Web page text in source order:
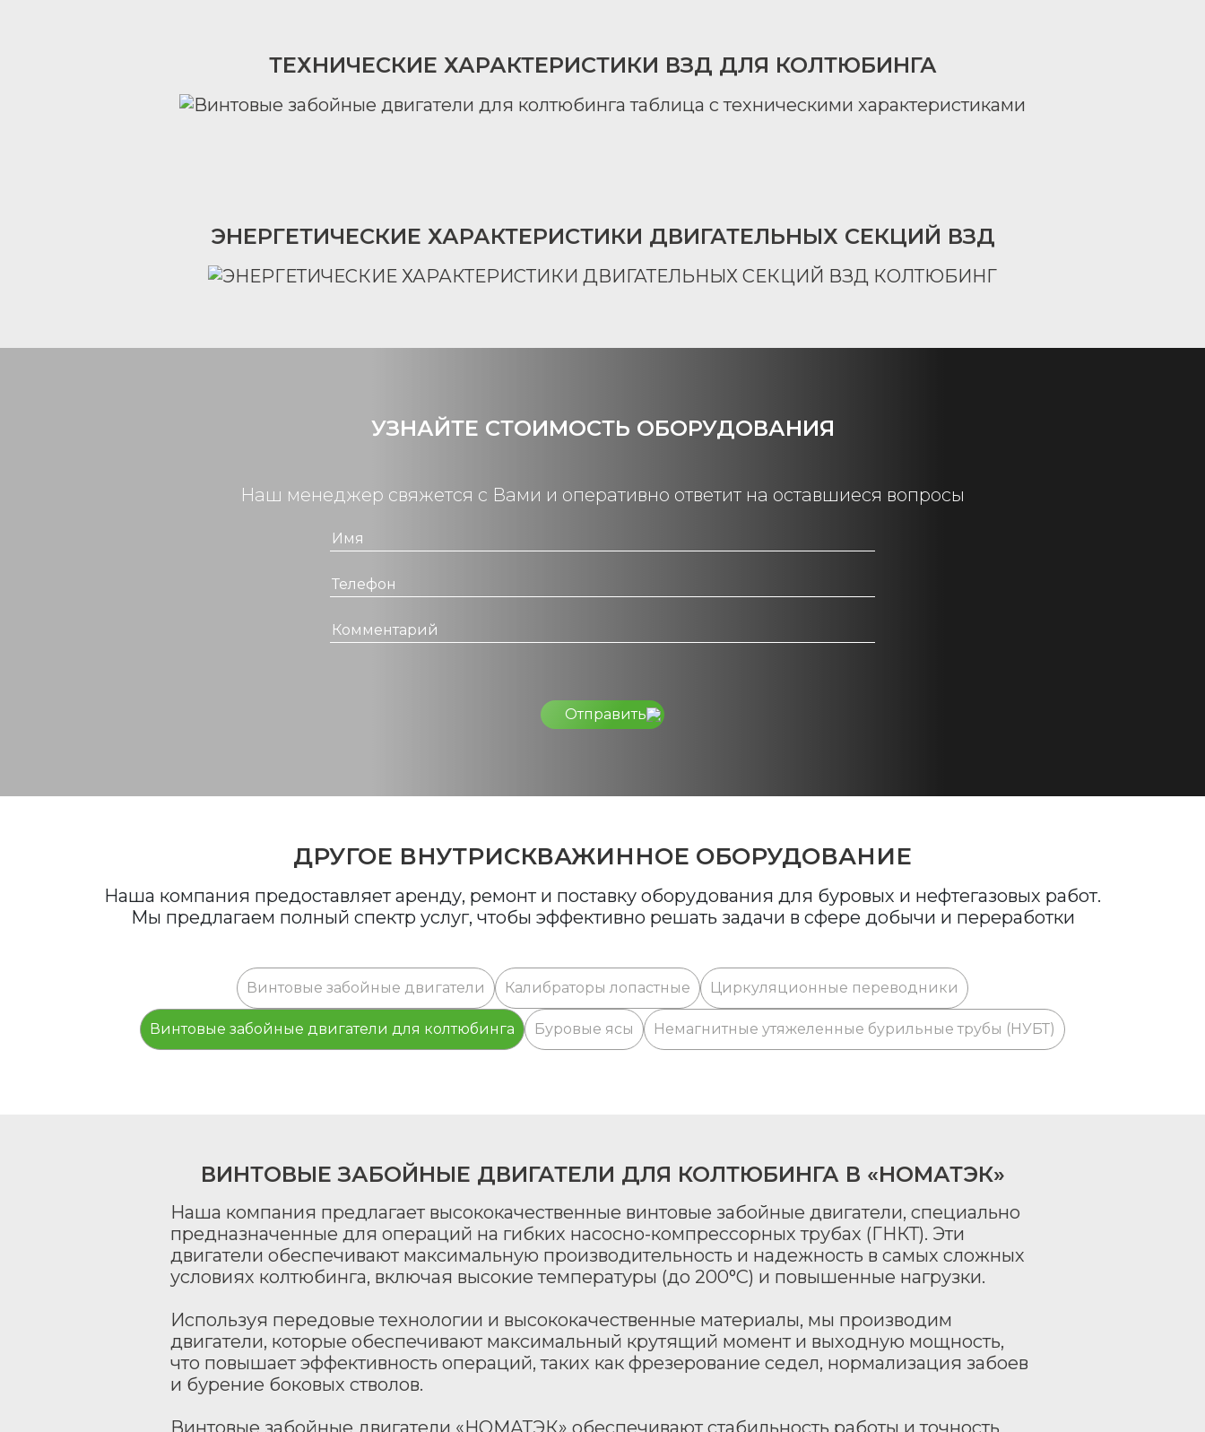
ТЕХНИЧЕСКИЕ ХАРАКТЕРИСТИКИ ВЗД ДЛЯ КОЛТЮБИНГА
ЭНЕРГЕТИЧЕСКИЕ ХАРАКТЕРИСТИКИ ДВИГАТЕЛЬНЫХ СЕКЦИЙ ВЗД
УЗНАЙТЕ СТОИМОСТЬ ОБОРУДОВАНИЯ
Наш менеджер свяжется с Вами и оперативно ответит на оставшиеся вопросы
Отправить
ДРУГОЕ ВНУТРИСКВАЖИННОЕ ОБОРУДОВАНИЕ
Наша компания предоставляет аренду, ремонт и поставку оборудования для буровых и нефтегазовых работ.
Мы предлагаем полный спектр услуг, чтобы эффективно решать задачи в сфере добычи и переработки
Винтовые забойные двигатели Калибраторы лопастные Циркуляционные переводники
Винтовые забойные двигатели для колтюбинга Буровые ясы Немагнитные утяжеленные бурильные трубы (НУБТ)
ВИНТОВЫЕ ЗАБОЙНЫЕ ДВИГАТЕЛИ ДЛЯ КОЛТЮБИНГА В «НОМАТЭК»
Наша компания предлагает высококачественные винтовые забойные двигатели, специально
предназначенные для операций на гибких насосно-компрессорных трубах (ГНКТ). Эти
двигатели обеспечивают максимальную производительность и надежность в самых сложных
условиях колтюбинга, включая высокие температуры (до 200°C) и повышенные нагрузки.
Используя передовые технологии и высококачественные материалы, мы производим
двигатели, которые обеспечивают максимальный крутящий момент и выходную мощность,
что повышает эффективность операций, таких как фрезерование седел, нормализация забоев
и бурение боковых стволов.
Винтовые забойные двигатели «НОМАТЭК» обеспечивают стабильность работы и точность